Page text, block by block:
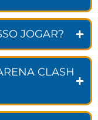
JOGAR?
CLASH